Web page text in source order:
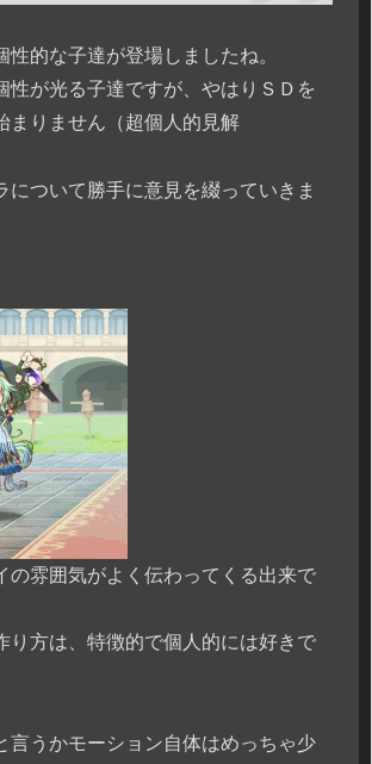
性的な子達が登場しましたね。
性が光る子達ですが、やはりＳＤを
まりません（超個人的見解
について勝手に意見を綴っていきま
の雰囲気がよく伝わってくる出来で
り方は、特徴的で個人的には好きで
言うかモーション自体はめっちゃ少